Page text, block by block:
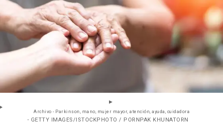
Archivo - Parkinson, mano, mujer mayor, atención, ayuda, cuidadora
- GETTY IMAGES/ISTOCKPHOTO / PORNPAK KHUNATORN